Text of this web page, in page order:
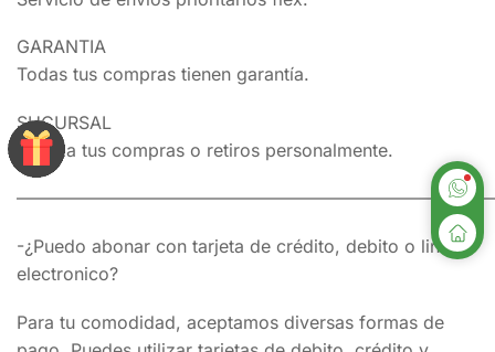
GARANTIA
Todas tus compras tienen garantía.
SUCURSAL
Realiza tus compras o retiros personalmente.
-¿Puedo abonar con tarjeta de crédito, debito o link
electronico?
Para tu comodidad, aceptamos diversas formas de